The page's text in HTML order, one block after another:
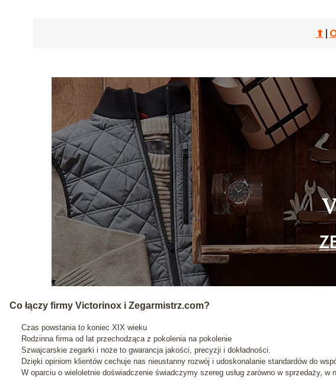
⬆ |
Co łączy firmy Victorinox i Zegarmistrz.com?
Czas powstania to koniec XIX wieku
Rodzinna firma od lat przechodząca z pokolenia na pokolenie
Szwajcarskie zegarki i noże to gwarancja jakości, precyzji i dokładności.
Dzięki opiniom klientów cechuje nas nieustanny rozwój i udoskonalanie standardów do
W oparciu o wieloletnie doświadczenie świadczymy szereg usług zarówno w sprzedaży, w